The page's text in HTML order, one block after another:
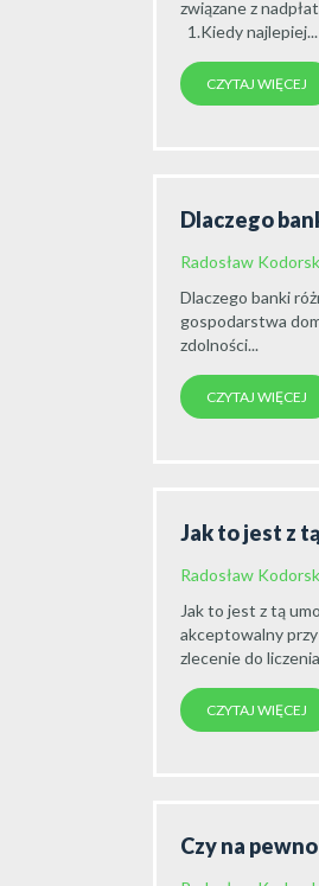
związane z
1.Kiedy najlepiej...
CZYTAJ WIĘCEJ
Dlaczego
Radosław
Dlaczego banki
gospodarstwa
zdolności...
CZYTAJ WIĘCEJ
Jak to jest z
Radosław
Jak to jest z tą
akceptowalny
zlecenie do
CZYTAJ WIĘCEJ
Czy na